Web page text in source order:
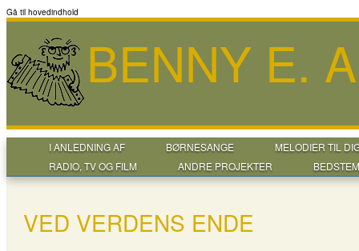
Gå til hovedindhold
BENNY E.
I ANLEDNING AF BØRNESANGE
MELODIER TIL
RADIO, TV OG FILM
ANDRE PROJEKTER
VED VERDENS ENDE